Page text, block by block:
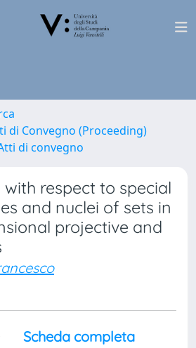
di Convegno (Proceeding)
di convegno
respect to special
and nuclei of sets in
projective and
Scheda completa